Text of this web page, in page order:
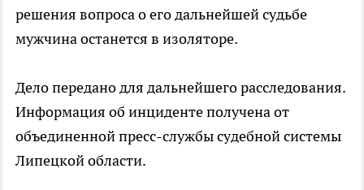
решения вопроса о его дальнейшей судьбе
мужчина останется в изоляторе.
Дело передано для дальнейшего расследования.
Информация об инциденте получена от
объединенной пресс-службы судебной системы
Липецкой области.